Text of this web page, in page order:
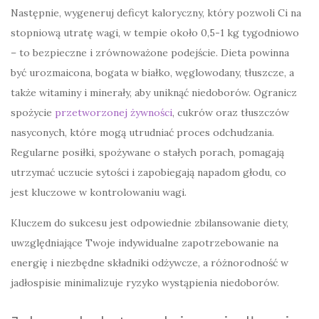
Następnie, wygeneruj deficyt kaloryczny, który pozwoli Ci na
stopniową utratę wagi, w tempie około 0,5-1 kg tygodniowo
– to bezpieczne i zrównoważone podejście. Dieta powinna
być urozmaicona, bogata w białko, węglowodany, tłuszcze, a
także witaminy i minerały, aby uniknąć niedoborów. Ogranicz
spożycie przetworzonej żywności, cukrów oraz tłuszczów
nasyconych, które mogą utrudniać proces odchudzania.
Regularne posiłki, spożywane o stałych porach, pomagają
utrzymać uczucie sytości i zapobiegają napadom głodu, co
jest kluczowe w kontrolowaniu wagi.
Kluczem do sukcesu jest odpowiednie zbilansowanie diety,
uwzględniające Twoje indywidualne zapotrzebowanie na
energię i niezbędne składniki odżywcze, a różnorodność w
jadłospisie minimalizuje ryzyko wystąpienia niedoborów.